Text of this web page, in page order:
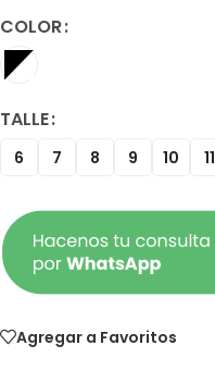
COLOR
TALLE
6 7 8 9 10 11
Agregar a Favoritos